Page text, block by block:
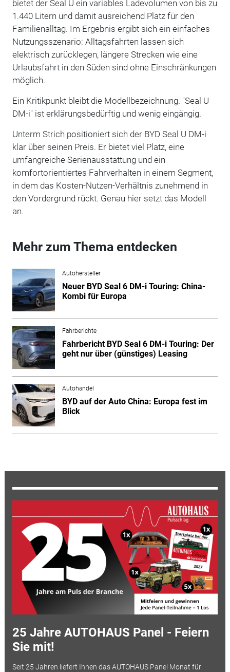
bietet der Seal U ein variables Ladevolumen von bis zu
1.440 Litern und damit ausreichend Platz für den
Familienalltag. Im Ergebnis ergibt sich ein einfaches
Nutzungsszenario: Alltagsfahrten lassen sich
elektrisch zurücklegen, längere Strecken wie eine
Urlaubsfahrt in den Süden sind ohne Einschränkungen
möglich.
Ein Kritikpunkt bleibt die Modellbezeichnung. "Seal U
DM-i" ist erklärungsbedürftig und wenig eingängig.
Unterm Strich positioniert sich der BYD Seal U DM-i
klar über seinen Preis. Er bietet viel Platz, eine
umfangreiche Serienausstattung und ein
komfortorientiertes Fahrverhalten in einem Segment,
in dem das Kosten-Nutzen-Verhältnis zunehmend in
den Vordergrund rückt. Genau hier setzt das Modell
an.
Mehr zum Thema entdecken
Autohersteller
Neuer BYD Seal 6 DM-i Touring: China-
Kombi für Europa
Fahrberichte
Fahrbericht BYD Seal 6 DM-i Touring: Der
geht nur über (günstiges) Leasing
Autohandel
BYD auf der Auto China: Europa fest im
Blick
25 Jahre AUTOHAUS Panel - Feiern
Sie mit!
Seit 25 Jahren liefert Ihnen das AUTOHAUS Panel Monat für